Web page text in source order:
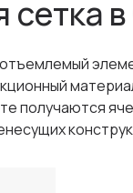
сетка
получаются